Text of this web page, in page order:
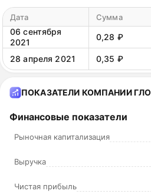
Дата Сумма
06 сентября
2021
0,28 ₽
28 апреля 2021 0,35 ₽
ПОКАЗАТЕЛИ КОМПАНИИ
Финансовые показатели
Рыночная капитализация
Выручка
Чистая прибыль